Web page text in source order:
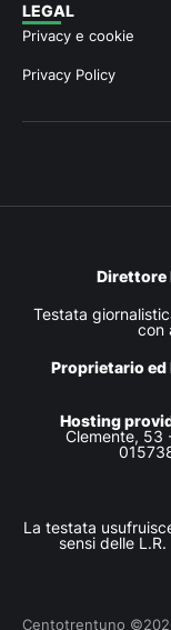
LEGAL
Privacy e cookie
Privacy Policy
Direttore
Testata
con
Proprietario ed
Hosting
Clemente, 53
La testata
sensi delle
Centotrentuno